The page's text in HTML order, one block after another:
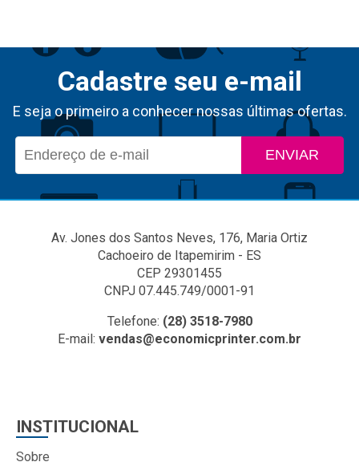
Cadastre seu e-mail
E seja o primeiro a conhecer nossas últimas ofertas.
ENVIAR
Av. Jones dos Santos Neves, 176, Maria Ortiz
Cachoeiro de Itapemirim - ES
CEP 29301455
CNPJ 07.445.749/0001-91
Telefone: (28) 3518-7980
E-mail: vendas@economicprinter.com.br
INSTITUCIONAL
Sobre